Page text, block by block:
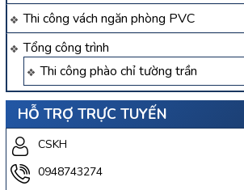
Thi công vách ngăn phòng PVC
Tổng công trình
Thi công phào chỉ tường trần
HỖ TRỢ TRỰC TUYẾN
CSKH
0948743274